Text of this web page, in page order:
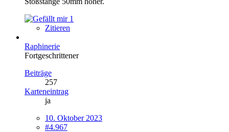
1
Zitieren
Raphinerie
Fortgeschrittener
Beiträge
257
Karteneintrag
ja
10. Oktober 2023
#4.967